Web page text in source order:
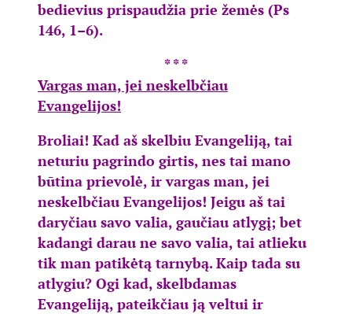
bedievius prispaudžia prie žemės (Ps
146, 1–6).
* * *
Vargas man, jei neskelbčiau
Evangelijos!
Broliai! Kad aš skelbiu Evangeliją, tai
neturiu pagrindo girtis, nes tai mano
būtina prievolė, ir vargas man, jei
neskelbčiau Evangelijos! Jeigu aš tai
daryčiau savo valia, gaučiau atlygį; bet
kadangi darau ne savo valia, tai atlieku
tik man patikėtą tarnybą. Kaip tada su
atlygiu? Ogi kad, skelbdamas
Evangeliją, pateikčiau ją veltui ir